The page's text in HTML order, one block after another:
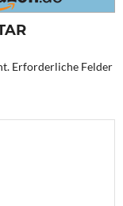
Erforderliche Felder